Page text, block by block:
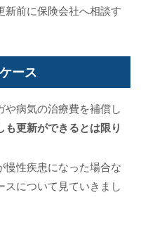
新前に保険会社へ相談す
ース
病気の治療費を補償し
も更新ができるとは限り
慢性疾患になった場合な
スについて見ていきまし